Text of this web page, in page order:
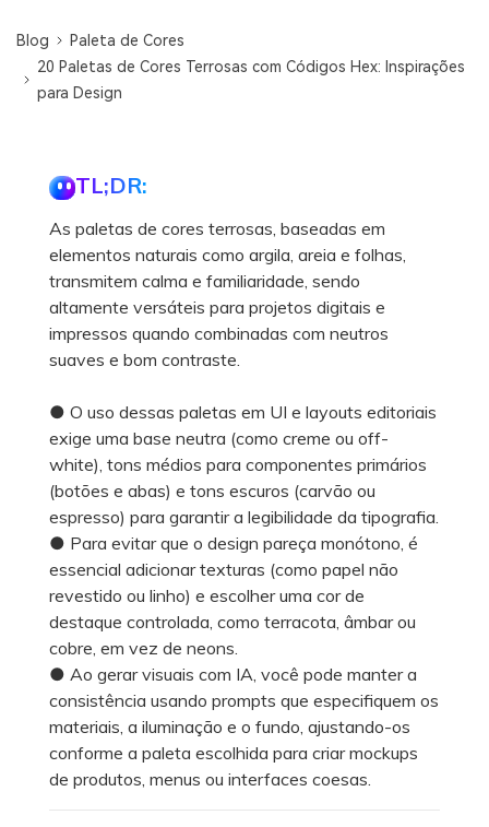
Blog
Paleta de Cores
20 Paletas de Cores Terrosas com Códigos Hex: Inspirações
para Design
TL;DR:
As paletas de cores terrosas, baseadas em
elementos naturais como argila, areia e folhas,
transmitem calma e familiaridade, sendo
altamente versáteis para projetos digitais e
impressos quando combinadas com neutros
suaves e bom contraste.
● O uso dessas paletas em UI e layouts editoriais
exige uma base neutra (como creme ou off-
white), tons médios para componentes primários
(botões e abas) e tons escuros (carvão ou
espresso) para garantir a legibilidade da tipografia.
● Para evitar que o design pareça monótono, é
essencial adicionar texturas (como papel não
revestido ou linho) e escolher uma cor de
destaque controlada, como terracota, âmbar ou
cobre, em vez de neons.
● Ao gerar visuais com IA, você pode manter a
consistência usando prompts que especifiquem os
materiais, a iluminação e o fundo, ajustando-os
conforme a paleta escolhida para criar mockups
de produtos, menus ou interfaces coesas.